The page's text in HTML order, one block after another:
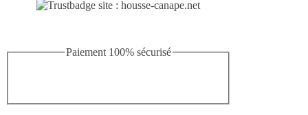
Paiement 100% sécurisé